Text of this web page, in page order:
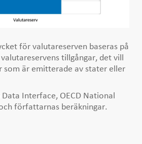
för valutareserven baseras på
tillgångar, det vill
som är emitterade av stater eller
Data Interface, OECD National
författarnas beräkningar.